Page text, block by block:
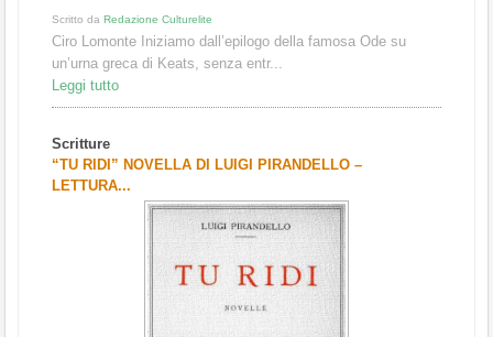
Scritto da Redazione Culturelite
Ciro Lomonte Iniziamo dall’epilogo della famosa Ode su
un’urna greca di Keats, senza entr...
Leggi tutto
Scritture
“TU RIDI” NOVELLA DI LUIGI PIRANDELLO –
LETTURA...